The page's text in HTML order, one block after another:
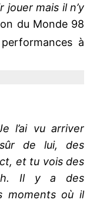
mais il n’y
du Monde 98
à
l’ai vu arriver
de lui, des
et tu vois des
Il y a des
moments où il